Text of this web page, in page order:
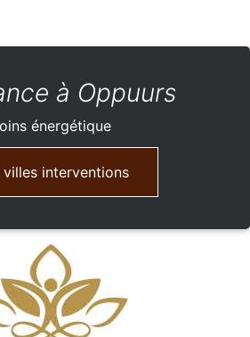
à Oppuurs
énergétique
villes interventions